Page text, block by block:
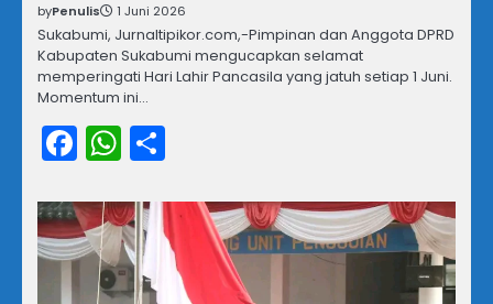
byPenulis 1 Juni 2026
Sukabumi, Jurnaltipikor.com,-Pimpinan dan Anggota DPRD
Kabupaten Sukabumi mengucapkan selamat
memperingati Hari Lahir Pancasila yang jatuh setiap 1 Juni.
Momentum ini…
Facebook
WhatsApp